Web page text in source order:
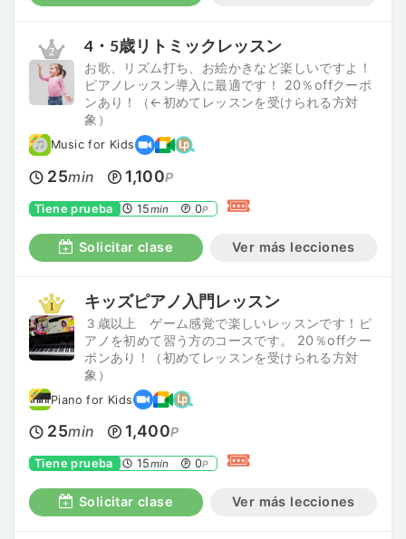
4・5歳リトミックレッスン
お歌、リズム打ち、お絵かきなど楽しいですよ！
ピアノレッスン導入に最適です！ 20％offクーポ
ンあり！（←初めてレッスンを受けられる方対
象）
Music for Kids
25min 1,100P
Tiene prueba 15min 0P
Solicitar clase Ver más lecciones
キッズピアノ入門レッスン
３歳以上 ゲーム感覚で楽しいレッスンです！ピ
アノを初めて習う方のコースです。 20％offクー
ポンあり！（初めてレッスンを受けられる方対
象）
Piano for Kids
25min 1,400P
Tiene prueba 15min 0P
Solicitar clase Ver más lecciones